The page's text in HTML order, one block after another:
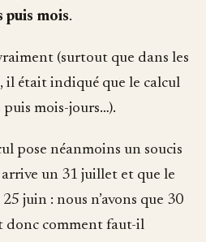
puis mois.
(surtout que dans les
il était indiqué que le calcul
mois-jours…).
pose néanmoins un soucis
un 31 juillet et que le
juin : nous n’avons que 30
donc comment faut-il